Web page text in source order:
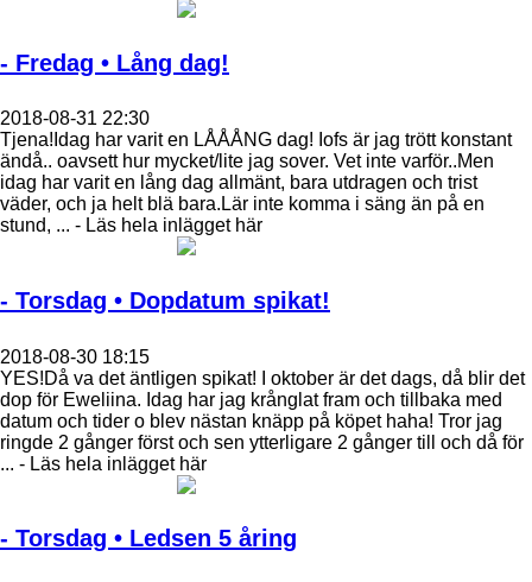
- Fredag • Lång dag!
2018-08-31 22:30
Tjena!Idag har varit en LÅÅÅNG dag! Iofs är jag trött konstant
ändå.. oavsett hur mycket/lite jag sover. Vet inte varför..Men
idag har varit en lång dag allmänt, bara utdragen och trist
väder, och ja helt blä bara.Lär inte komma i säng än på en
stund, ... - Läs hela inlägget här
- Torsdag • Dopdatum spikat!
2018-08-30 18:15
YES!Då va det äntligen spikat! I oktober är det dags, då blir det
dop för Eweliina. Idag har jag krånglat fram och tillbaka med
datum och tider o blev nästan knäpp på köpet haha! Tror jag
ringde 2 gånger först och sen ytterligare 2 gånger till och då för
... - Läs hela inlägget här
- Torsdag • Ledsen 5 åring